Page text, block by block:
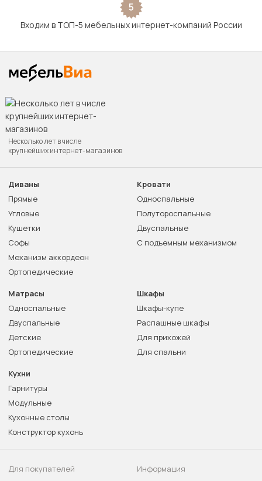
5
Входим в ТОП-5 мебельных интернет-компаний России
Несколько лет в числе
крупнейших интернет-магазинов
Диваны
Прямые
Угловые
Кушетки
Софы
Механизм аккордеон
Ортопедические
Кровати
Односпальные
Полутороспальные
Двуспальные
С подъемным механизмом
Матрасы
Односпальные
Двуспальные
Детские
Ортопедические
Шкафы
Шкафы-купе
Распашные шкафы
Для прихожей
Для спальни
Кухни
Гарнитуры
Модульные
Кухонные столы
Конструктор кухонь
Для покупателей
Информация